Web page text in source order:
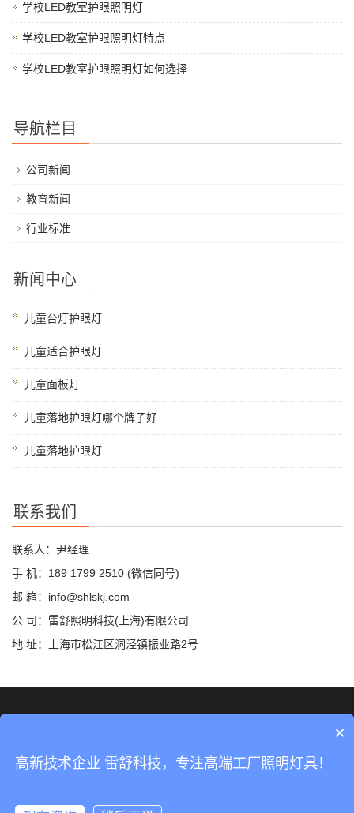
学校LED教室护眼照明灯
学校LED教室护眼照明灯特点
学校LED教室护眼照明灯如何选择
导航栏目
公司新闻
教育新闻
行业标准
新闻中心
儿童台灯护眼灯
儿童适合护眼灯
儿童面板灯
儿童落地护眼灯哪个牌子好
儿童落地护眼灯
联系我们
联系人：尹经理
手 机：189 1799 2510 (微信同号)
邮 箱：info@shlskj.com
公 司：雷舒照明科技(上海)有限公司
地 址：上海市松江区洞泾镇振业路2号
×
高新技术企业 雷舒科技，专注高端工厂照明灯具！